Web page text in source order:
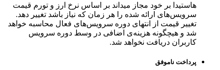
هاستیدا بر خود مجاز میداند بر اساس نرخ ارز و تورم قیمت
سرویس‌‌های ارائه شده را هر زمان که نیاز باشد تغییر دهد.
تغییر قیمت از انتهای دوره سرویس‌های فعال محاسبه خواهد
شد و هیچگونه هزینه‌ی اضافی در وسط دوره سرویس
کاربران دریافت نخواهد شد.
پرداخت ناموفق